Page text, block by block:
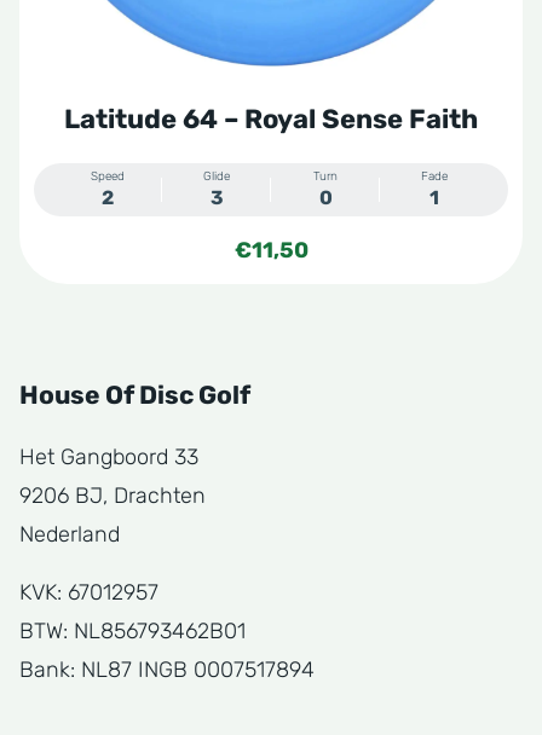
Latitude 64 – Royal Sense Faith
Speed
2
Glide
3
Turn
0
Fade
1
€11,50
House Of Disc Golf
Het Gangboord 33
9206 BJ, Drachten
Nederland
KVK: 67012957
BTW: NL856793462B01
Bank: NL87 INGB 0007517894